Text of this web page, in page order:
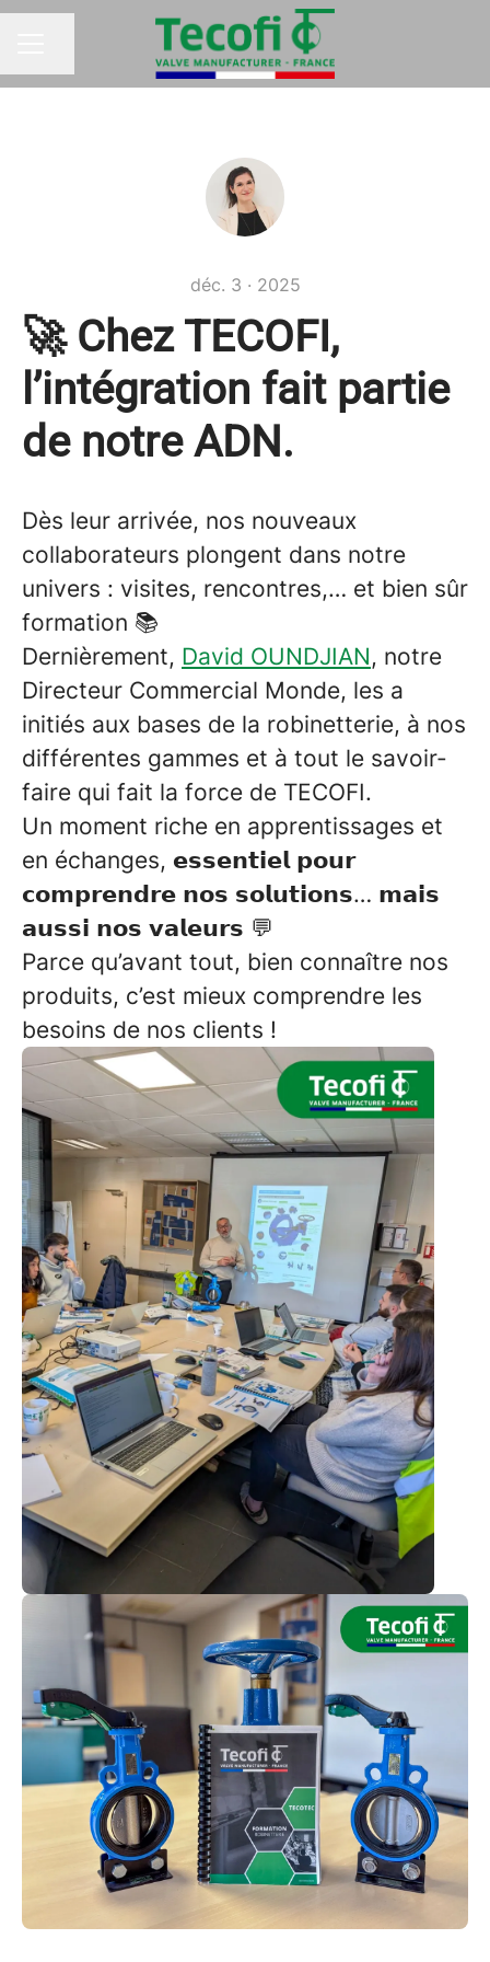
Partager la page
déc. 3 · 2025
🚀 Chez TECOFI,
l’intégration fait partie
de notre ADN.
Dès leur arrivée, nos nouveaux
collaborateurs plongent dans notre
univers : visites, rencontres,… et bien sûr
formation 📚
Dernièrement, David OUNDJIAN, notre
Directeur Commercial Monde, les a
initiés aux bases de la robinetterie, à nos
différentes gammes et à tout le savoir-
faire qui fait la force de TECOFI.
Un moment riche en apprentissages et
en échanges, 𝗲𝘀𝘀𝗲𝗻𝘁𝗶𝗲𝗹 𝗽𝗼𝘂𝗿
𝗰𝗼𝗺𝗽𝗿𝗲𝗻𝗱𝗿𝗲 𝗻𝗼𝘀 𝘀𝗼𝗹𝘂𝘁𝗶𝗼𝗻𝘀… 𝗺𝗮𝗶𝘀
𝗮𝘂𝘀𝘀𝗶 𝗻𝗼𝘀 𝘃𝗮𝗹𝗲𝘂𝗿𝘀 💬
Parce qu’avant tout, bien connaître nos
produits, c’est mieux comprendre les
besoins de nos clients !